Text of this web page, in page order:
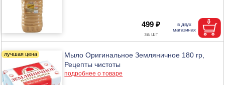
499 ₽
Мыло Оригинальное Земляничное 180 гр,
Рецепты чистоты
подробнее о товаре